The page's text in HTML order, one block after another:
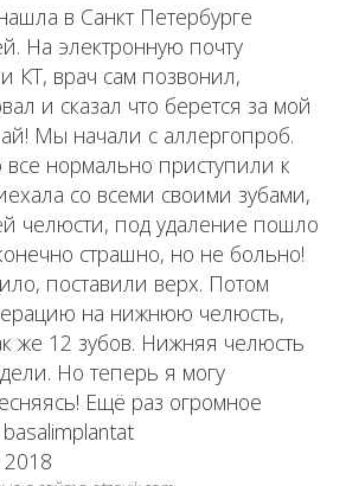
в Санкт Петербурге
На электронную почту
КТ, врач сам позвонил,
и сказал что берется за мой
Мы начали с аллергопроб.
нормально приступили к
со всеми своими зубами,
челюсти, под удаление пошло
страшно, но не больно!
поставили верх. Потом
на нижнюю челюсть,
же 12 зубов. Нижняя челюсть
Но теперь я могу
Ещё раз огромное